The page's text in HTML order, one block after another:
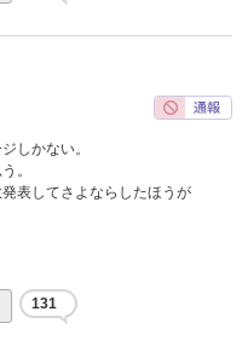
しかない。
。
表してさよならしたほうが
131